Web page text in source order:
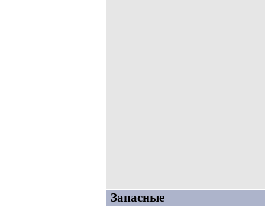
Запасные